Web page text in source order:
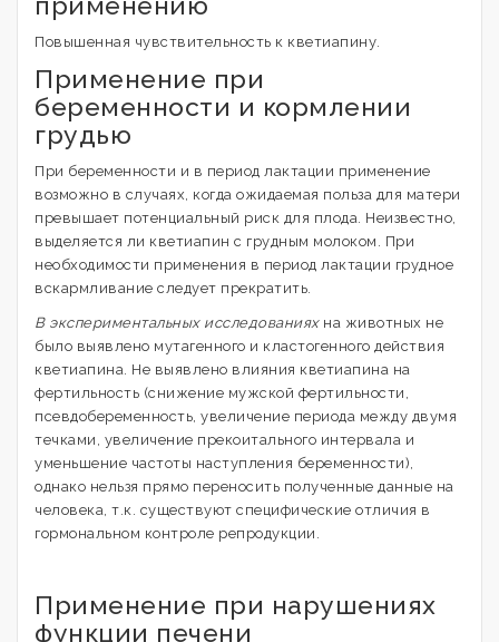
Повышенная чувствительность к кветиапину.
Применение при
беременности и кормлении
грудью
При беременности и в период лактации применение
возможно в случаях, когда ожидаемая польза для матери
превышает потенциальный риск для плода. Неизвестно,
выделяется ли кветиапин с грудным молоком. При
необходимости применения в период лактации грудное
вскармливание следует прекратить.
В экспериментальных исследованияхна животных не
было выявлено мутагенного и кластогенного действия
кветиапина. Не выявлено влияния кветиапина на
фертильность (снижение мужской фертильности,
псевдобеременность, увеличение периода между двумя
течками, увеличение прекоитального интервала и
уменьшение частоты наступления беременности),
однако нельзя прямо переносить полученные данные на
человека, т.к. существуют специфические отличия в
гормональном контроле репродукции.
Применение при нарушениях
функции печени